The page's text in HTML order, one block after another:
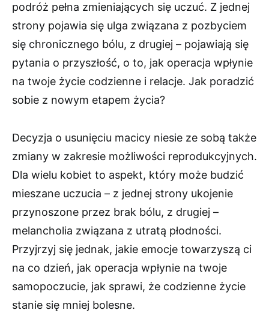
podróż pełna zmieniających się uczuć. Z jednej
strony pojawia się ulga związana z pozbyciem
się chronicznego bólu, z drugiej – pojawiają się
pytania o przyszłość, o to, jak operacja wpłynie
na twoje życie codzienne i relacje. Jak poradzić
sobie z nowym etapem życia?
Decyzja o usunięciu macicy niesie ze sobą także
zmiany w zakresie możliwości reprodukcyjnych.
Dla wielu kobiet to aspekt, który może budzić
mieszane uczucia – z jednej strony ukojenie
przynoszone przez brak bólu, z drugiej –
melancholia związana z utratą płodności.
Przyjrzyj się jednak, jakie emocje towarzyszą ci
na co dzień, jak operacja wpłynie na twoje
samopoczucie, jak sprawi, że codzienne życie
stanie się mniej bolesne.